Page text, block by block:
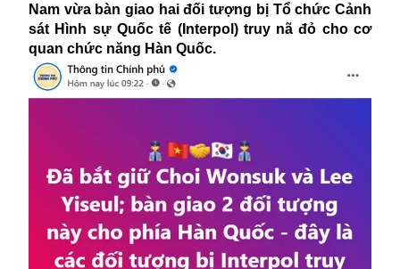
Nam vừa bàn giao hai đối tượng bị Tổ chức Cảnh
sát Hình sự Quốc tế (Interpol) truy nã đỏ cho cơ
quan chức năng Hàn Quốc.